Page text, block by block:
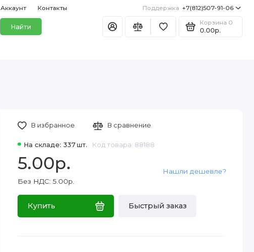
Аккаунт Контакты Поддержка +7(812)507-91-06
Найти
Корзина 0
0.00р.
На складе: 337 шт. Код товара: 88188
5.00р.
Без НДС: 5.00р.
Купить Быстрый заказ
Нашли дешевле?
В избранное В сравнение